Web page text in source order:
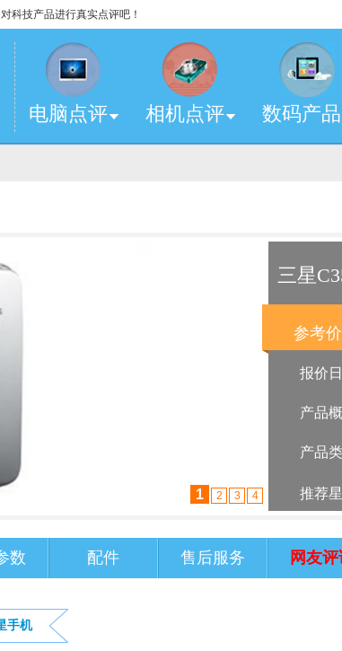
科技产品进行真实点评吧！
电脑点评 相机点评 数码产品
1 2 3 4
三星
参考价
报价日
产品
产品
推荐星
数 配件 售后服务 网友
手机